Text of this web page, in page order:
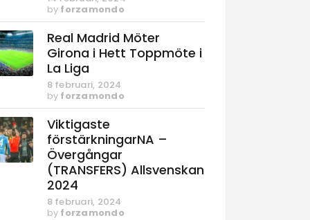
by forzamondo
Real Madrid Möter
Girona i Hett Toppmöte i
La Liga
8 februari, 2024
by forzamondo
Viktigaste
förstärkningarNA –
Övergångar
(TRANSFERS) Allsvenskan
2024
8 februari, 2024
by forzamondo